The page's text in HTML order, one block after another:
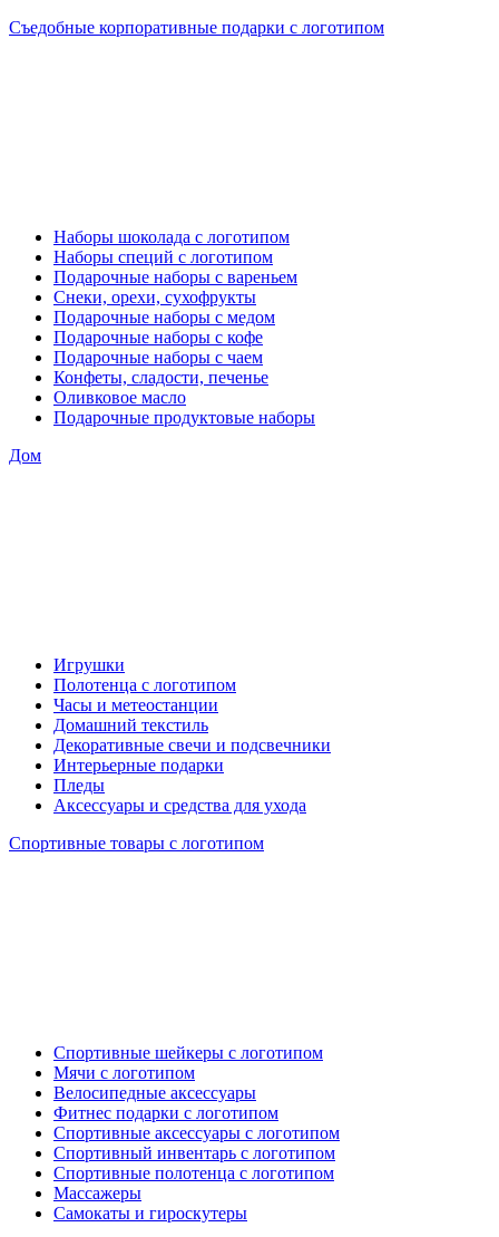
Съедобные корпоративные подарки с логотипом
Наборы шоколада с логотипом
Наборы специй с логотипом
Подарочные наборы с вареньем
Снеки, орехи, сухофрукты
Подарочные наборы с медом
Подарочные наборы с кофе
Подарочные наборы с чаем
Конфеты, сладости, печенье
Оливковое масло
Подарочные продуктовые наборы
Дом
Игрушки
Полотенца с логотипом
Часы и метеостанции
Домашний текстиль
Декоративные свечи и подсвечники
Интерьерные подарки
Пледы
Аксессуары и средства для ухода
Спортивные товары с логотипом
Спортивные шейкеры с логотипом
Мячи с логотипом
Велосипедные аксессуары
Фитнес подарки с логотипом
Спортивные аксессуары с логотипом
Спортивный инвентарь с логотипом
Спортивные полотенца с логотипом
Массажеры
Самокаты и гироскутеры